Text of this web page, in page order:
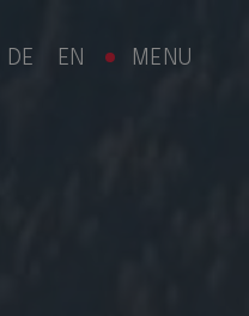
DE EN MENU